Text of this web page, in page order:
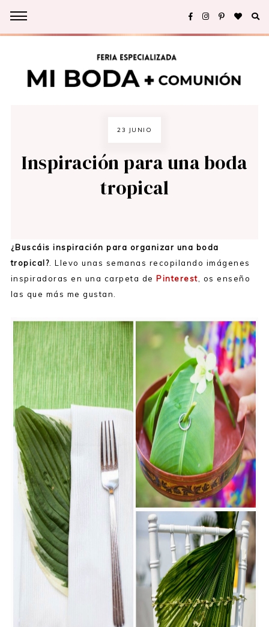
23 JUNIO
Inspiración para una boda
tropical
¿Buscáis inspiración para organizar una boda
tropical?. Llevo unas semanas recopilando imágenes
inspiradoras en una carpeta de Pinterest, os enseño
las que más me gustan.